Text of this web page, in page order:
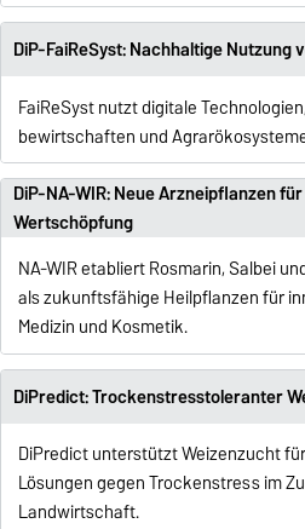
DiP-FaiReSyst: Nachhaltige Nutzung
FaiReSyst nutzt digitale
bewirtschaften und
DiP-NA-WIR: Neue Arzneipflanzen
Wertschöpfung
NA-WIR etabliert Rosmarin, Salbei
als zukunftsfähige Heilpflanzen für
Medizin und Kosmetik.
DiPredict: Trockenstresstoleranter
DiPredict unterstützt Weizenzucht
Lösungen gegen Trockenstress im
Landwirtschaft.